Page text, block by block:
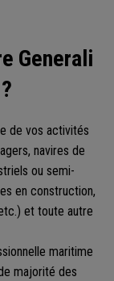
Generali
de vos activités
navires de
ou semi-
en construction,
et toute autre
maritime
majorité des